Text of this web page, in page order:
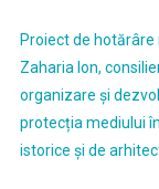
Proiect de
Zaharia Ion,
organizare și
protecția mediului
istorice și de